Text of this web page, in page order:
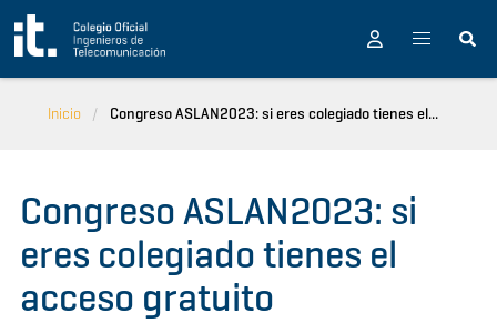
Pasar al contenido principal
Inicio Congreso ASLAN2023: si eres colegiado tienes el...
Congreso ASLAN2023: si
eres colegiado tienes el
acceso gratuito